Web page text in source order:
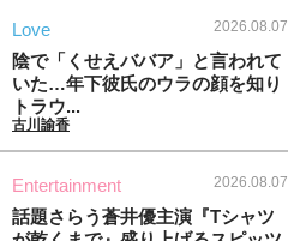
Love 2026.08.07
陰で「くせえババア」と言われて
いた…年下彼氏のウラの顔を知り
トラウ...
古川諭香
Entertainment 2026.08.07
話題さらう蒼井優主演『Tシャツ